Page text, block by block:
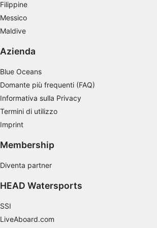
Filippine
Messico
Maldive
Azienda
Blue Oceans
Domante più frequenti (FAQ)
Informativa sulla Privacy
Termini di utilizzo
Imprint
Membership
Diventa partner
HEAD Watersports
SSI
LiveAboard.com
statistiche o la combinazione di dati
provenienti da fonti diverse
Sviluppare e migliorare i servizi
Utilizzare dati limitati per la selezione dei
Caratteristiche speciali IAB:
Utilizzare dati di geolocalizzazione precisi
informazioni richieste attivamente
Finalità di trattamento non legate all'AIAB:
Pubblicità